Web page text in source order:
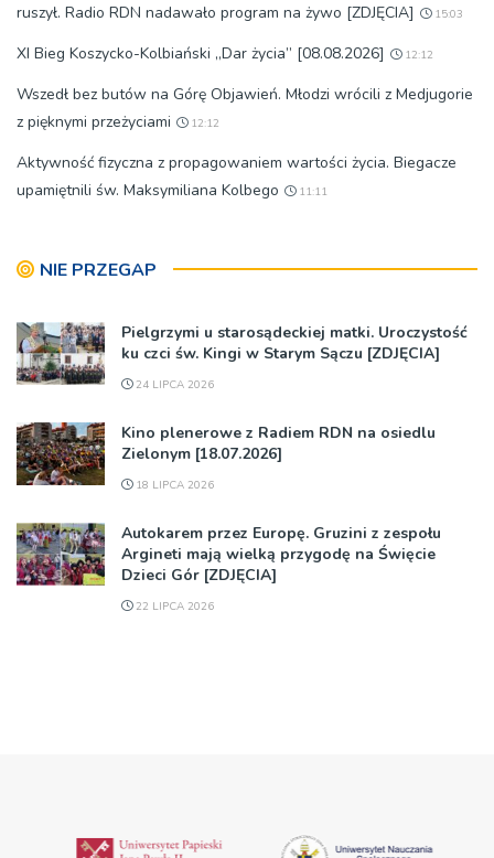
ruszył. Radio RDN nadawało program na żywo [ZDJĘCIA]
15:03
XI Bieg Koszycko-Kolbiański „Dar życia” [08.08.2026] 12:12
Wszedł bez butów na Górę Objawień. Młodzi wrócili z Medjugorie
z pięknymi przeżyciami
12:12
Aktywność fizyczna z propagowaniem wartości życia. Biegacze
upamiętnili św. Maksymiliana Kolbego
11:11
NIE PRZEGAP
Pielgrzymi u starosądeckiej matki. Uroczystość
ku czci św. Kingi w Starym Sączu [ZDJĘCIA]
24 LIPCA 2026
Kino plenerowe z Radiem RDN na osiedlu
Zielonym [18.07.2026]
18 LIPCA 2026
Autokarem przez Europę. Gruzini z zespołu
Argineti mają wielką przygodę na Święcie
Dzieci Gór [ZDJĘCIA]
22 LIPCA 2026